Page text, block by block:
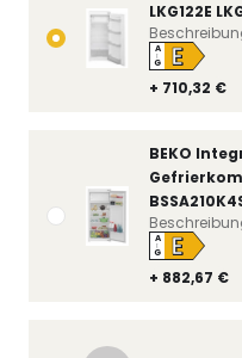
LKG122E
+ 710,32 €
A
↑
G E
BEKO
+ 882,67 €
A
↑
G E